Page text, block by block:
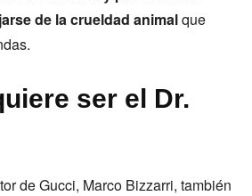
de la crueldad animalque
ser el Dr.
de Gucci, Marco Bizzarri, también